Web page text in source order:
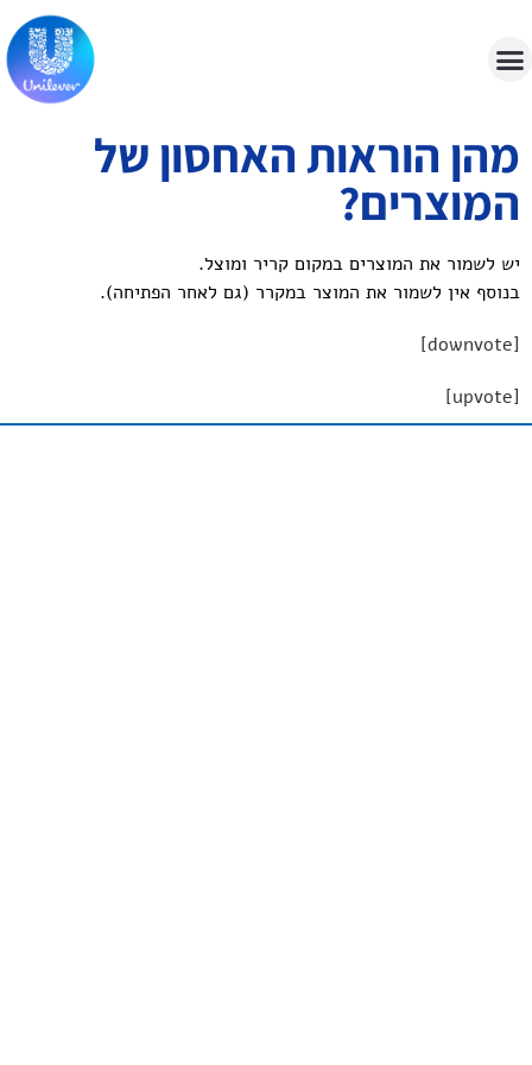
מהן הוראות האחסון של
המוצרים?
יש לשמור את המוצרים במקום קריר ומוצל.
בנוסף אין לשמור את המוצר במקרר (גם לאחר הפתיחה).
[downvote]
[upvote]